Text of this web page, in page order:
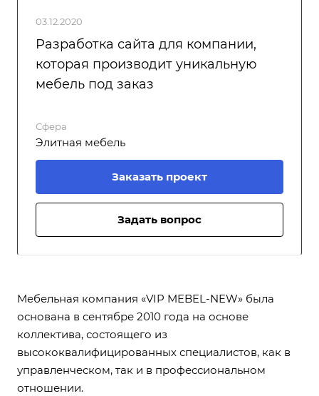
03.12.2020
Разработка сайта для компании,
которая производит уникальную
мебель под заказ
Сфера
Элитная мебель
Заказать проект
Задать вопрос
Мебельная компания «VIP MEBEL-NEW» была
основана в сентябре 2010 года на основе
коллектива, состоящего из
высококвалифицированных специалистов, как в
управленческом, так и в профессиональном
отношении.